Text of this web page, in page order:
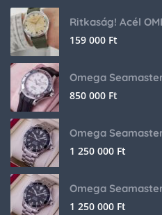
159 000 Ft
Omega
850 000 Ft
Omega
1 250 000 Ft
Omega
1 250 000 Ft